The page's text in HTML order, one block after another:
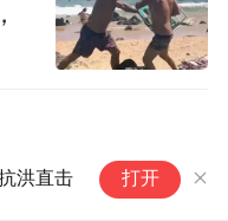
洪直击 打开